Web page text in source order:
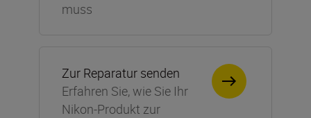
muss
Zur Reparatur senden
Erfahren Sie, wie Sie Ihr
Nikon-Produkt zur